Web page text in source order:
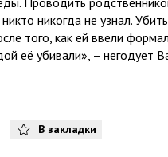
никогда не узнал.
того, как ей ввели
её убивали», – негодует
В закладки